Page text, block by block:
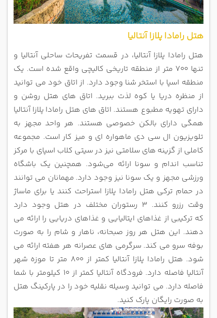
هتل رامادا پلازا آنتالیا
هتل رامادا پلازا آنتالیا، در قسمت تفریحات ساحلی آنتالیا و
تنها 700 متر از منطقه تاریخی کالیچی واقع شده است. یک
منطقه اسپا با استخر شنا وجود دارد. از اتاق خود می توانید
از منظره دریا یا کوه لذت ببرید. اتاق های هتل روشن و
دارای تهویه مطبوع هستند. اتاق های هتل رامادا پلازا آنتالیا
همگی دارای بالکن خصوصی هستند. هر واحد مجهز به
تلویزیون ال سی دی ماهواره ای و میز کار است. مجموعه
کاملی از گزینه های سلامتی نیز در سیتی کلاب اسپای با مرکز
تناسب اندام و سونا ارائه می‌شود. همچنین یک باشگاه
ورزشی مجهز و یک سونا نیز وجود دارد. مهمانان می توانند
در حمام ترکی هتل رامادا پلازا استراحت کنند یا برای ماساژ
وقت رزرو کنند. 3 رستوران مختلف در هتل وجود دارد
که ترکیبی از غذاهای ایتالیایی و غذاهای دریایی را ارائه می
دهند. این هتل هر روز صبحانه، ناهار و شام را به صورت
بوفه سرو می کند. سرگرمی های عصرانه هر هفته ارائه می
شود. هتل رامادا پلازا آنتالیا کمتر از 800 متر تا موزه شهر
آنتالیا فاصله دارد. فرودگاه آنتالیا کمتر
از 10 کیلومتر با شما
فاصله دارد. می توانید وسیله نقلیه خود را در پارکینگ هتل
به صورت رایگان پارک کنید.